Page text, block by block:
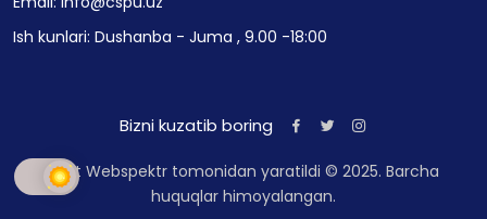
Ish kunlari: Dushanba - Juma , 9.00 -18:00
Bizni kuzatib boring
Sayt Webspektr tomonidan yaratildi © 2025. Barcha
huquqlar himoyalangan.